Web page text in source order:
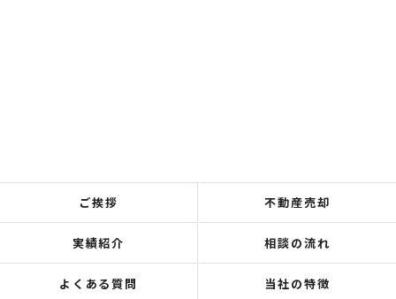
ご挨拶 不動産売却
実績紹介 相談の流れ
よくある質問 当社の特徴